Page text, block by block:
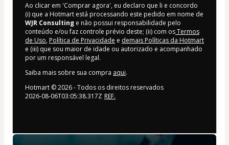
Ao clicar em 'Comprar agora', eu declaro que li e concordo
(i) que a Hotmart está processando este pedido em nome de
WJR Consulting e não possui responsabilidade pelo
conteúdo e/ou faz controle prévio deste; (ii) com osTermos
de Uso, Política de Privacidade e demais Políticas da Hotmart
e (iii) que sou maior de idade ou autorizado e acompanhado
por um responsável legal.
Saiba mais sobre sua compra aqui.
Hotmart ©2026- Todos os direitos reservados
2026-08-06T03:05:38.317Z REF.